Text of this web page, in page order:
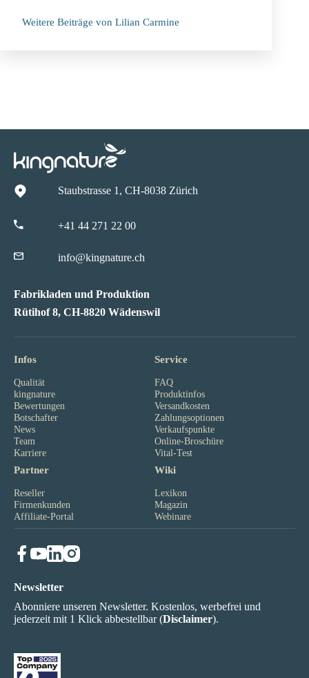
Weitere Beiträge von Lilian Carmine
Staubstrasse 1, CH-8038 Zürich
+41 44 271 22 00
info@kingnature.ch
Fabrikladen und Produktion
Rütihof 8, CH-8820 Wädenswil
Infos
Qualität
kingnature
Bewertungen
Botschafter
News
Team
Karriere
Service
FAQ
Produktinfos
Versandkosten
Zahlungsoptionen
Verkaufspunkte
Online-Broschüre
Vital-Test
Partner
Reseller
Firmenkunden
Affiliate-Portal
Wiki
Lexikon
Magazin
Webinare
Newsletter
Abonniere unseren Newsletter. Kostenlos, werbefrei und
jederzeit mit 1 Klick abbestellbar (Disclaimer).